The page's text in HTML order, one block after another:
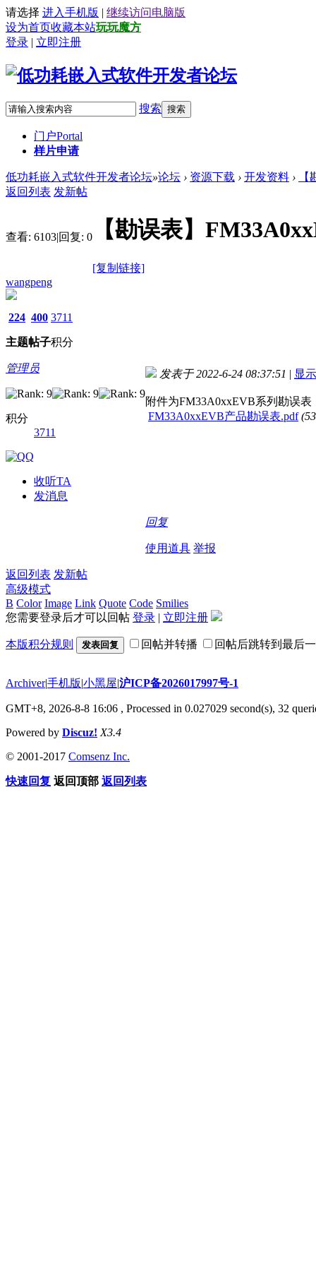
请选择 进入手机版 | 继续访问电脑版
设为首页收藏本站玩玩魔方
登录 | 立即注册
搜索 搜索
门户Portal
样片申请
低功耗嵌入式软件开发者论坛»论坛 › 资源下载 › 开发资料 ›
返回列表 发新帖
查看: 6103|回复: 0 【勘误表】
[复制链接]
wangpeng
224
主题
400
帖子
3711
积分
管理员
积分
3711
收听TA
发消息
发表于 2022-6-24 08:37:51 | 显
附件为FM33A0xxEVB系列勘误
FM33A0xxEVB产品勘误表.pdf
回复
使用道具 举报
返回列表 发新帖
高级模式
B Color Image Link Quote Code Smilies
您需要登录后才可以回帖 登录 | 立即注册
本版积分规则 发表回复 回帖并转播 回帖后跳转到最后
Archiver|手机版|小黑屋|沪ICP备2026017997号-1
GMT+8, 2026-8-8 16:06 , Processed in 0.027029 second(s), 32
Powered by Discuz! X3.4
© 2001-2017 Comsenz Inc.
快速回复 返回顶部 返回列表